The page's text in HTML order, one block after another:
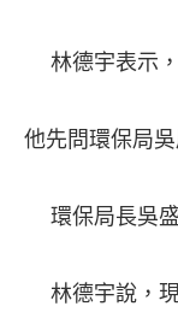
林德宇表示
他先問環保局
環保局長吳
林德宇說，